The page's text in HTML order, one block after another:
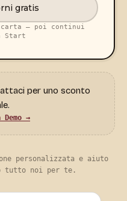
gratis
— poi continui
Start
per uno sconto
→
personalizzata e aiuto
tutto noi per te.